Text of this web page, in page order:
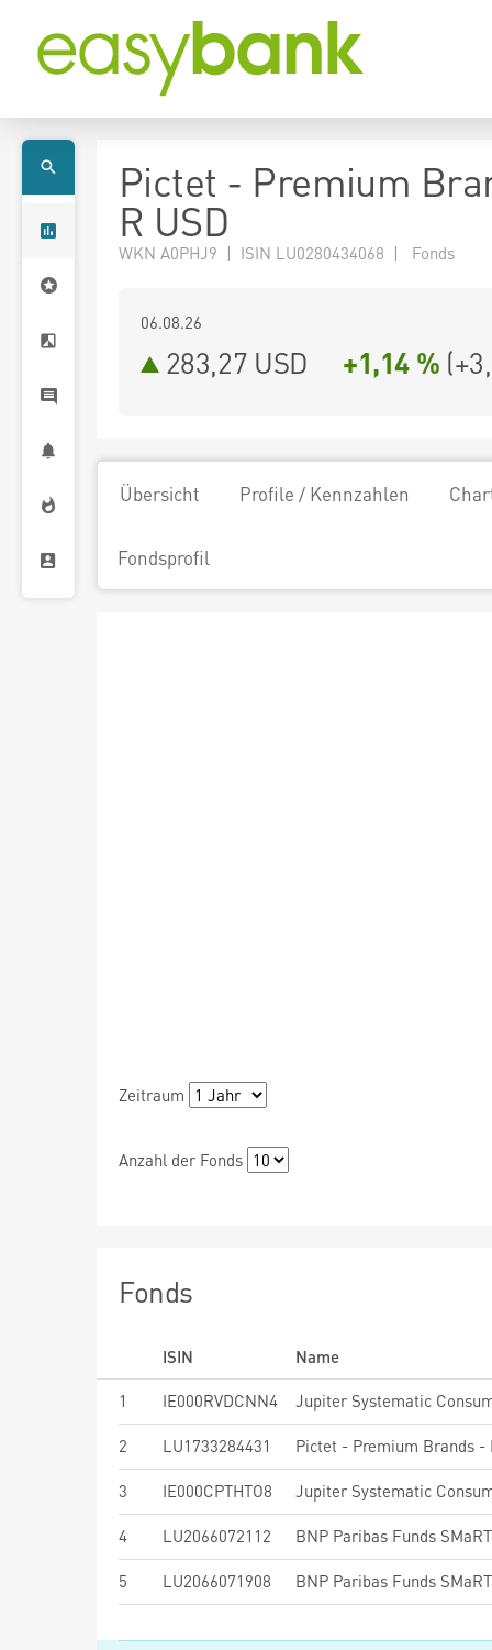
Pictet - Premium
R USD
WKN A0PHJ9 | ISIN LU0280434068 | Fonds
06.08.26
283,27 USD +1,14 % (
Übersicht Profile / Kennzahlen
Fondsprofil
Zeitraum
Anzahl der Fonds
Fonds
ISIN
Name
1
IE000RVDCNN4 Jupiter Systematic
2 LU1733284431 Pictet - Premium Brands -
3 IE000CPTHTO8 Jupiter Systematic
4 LU2066072112
5 LU2066071908